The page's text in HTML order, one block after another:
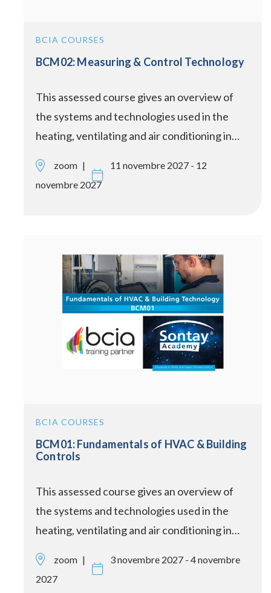
BCIA COURSES
BCM02: Measuring & Control Technology
This assessed course gives an overview of
the systems and technologies used in the
heating, ventilating and air conditioning in…
zoom
11 novembre 2027 - 12
novembre 2027
BCIA COURSES
BCM01: Fundamentals of HVAC & Building
Controls
This assessed course gives an overview of
the systems and technologies used in the
heating, ventilating and air conditioning in…
zoom
3 novembre 2027 - 4 novembre
2027